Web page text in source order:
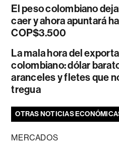
El peso colombiano
caer y ahora apuntará
COP$3.500
La mala hora del
colombiano: dólar
aranceles y fletes que
tregua
OTRAS NOTICIAS
MERCADOS